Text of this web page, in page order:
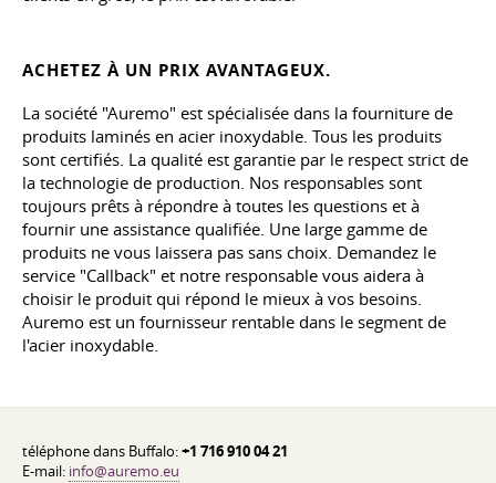
ACHETEZ À UN PRIX AVANTAGEUX.
La société "Auremo" est spécialisée dans la fourniture de
produits laminés en acier inoxydable. Tous les produits
sont certifiés. La qualité est garantie par le respect strict de
la technologie de production. Nos responsables sont
toujours prêts à répondre à toutes les questions et à
fournir une assistance qualifiée. Une large gamme de
produits ne vous laissera pas sans choix. Demandez le
service "Callback" et notre responsable vous aidera à
choisir le produit qui répond le mieux à vos besoins.
Auremo est un fournisseur rentable dans le segment de
l'acier inoxydable.
téléphone dans Buffalo:+1 716 910 04 21
E-mail: info@auremo.eu